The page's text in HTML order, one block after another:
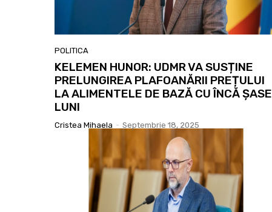
POLITICA
KELEMEN HUNOR: UDMR VA SUSȚINE
PRELUNGIREA PLAFOANĂRII PREȚULUI
LA ALIMENTELE DE BAZĂ CU ÎNCĂ ȘASE
LUNI
Cristea Mihaela - Septembrie 18, 2025